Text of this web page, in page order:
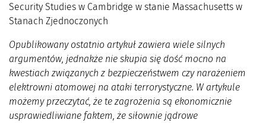
Security Studies w Cambridge w stanie Massachusetts w
Stanach Zjednoczonych
Opublikowany ostatnio artykuł zawiera wiele silnych
argumentów, jednakże nie skupia się dość mocno na
kwestiach związanych z bezpieczeństwem czy narażeniem
elektrowni atomowej na ataki terrorystyczne. W artykule
możemy przeczytać, że te zagrożenia są ekonomicznie
usprawiedliwiane faktem, że siłownie jądrowe